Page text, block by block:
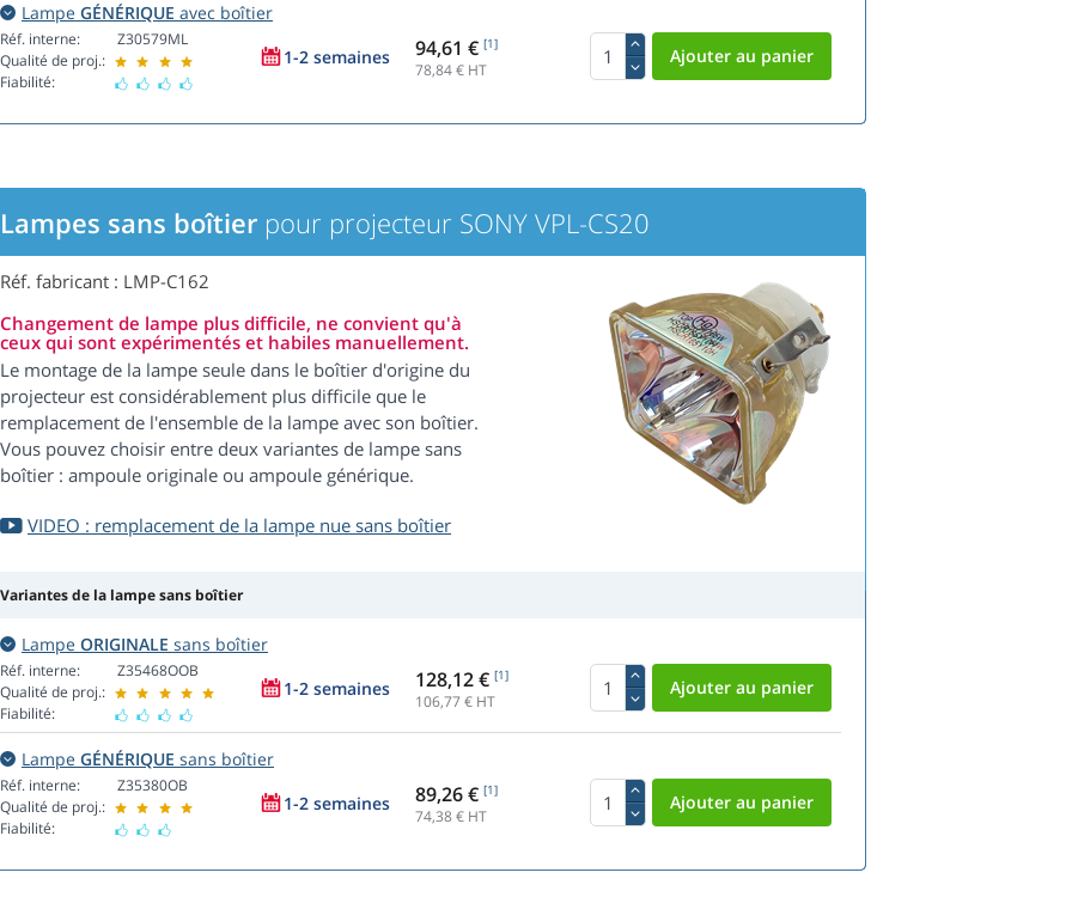
Lampe GÉNÉRIQUE avec boîtier
Réf. interne:
Qualité de proj.:
Fiabilité:
Z30579ML
1-2 semaines 94,61 € [1]
78,84€ HT
Lampes sans boîtier pour projecteur SONY VPL-CS20
Réf. fabricant : LMP-C162
Changement de lampe plus difficile, ne convient qu'à
ceux qui sont expérimentés et habiles manuellement.
Le montage de la lampe seule dans le boîtier d'origine du
projecteur est considérablement plus difficile que le
remplacement de l'ensemble de la lampe avec son boîtier.
Vous pouvez choisir entre deux variantes de lampe sans
boîtier : ampoule originale ou ampoule générique.
VIDEO : remplacement de la lampe nue sans boîtier
Variantes de la lampe sans boîtier
Lampe ORIGINALE sans boîtier
Réf. interne:
Qualité de proj.:
Fiabilité:
Z35468OOB
1-2 semaines 128,12 € [1]
106,77 € HT
Lampe GÉNÉRIQUE sans boîtier
Réf. interne:
Qualité de proj.:
Fiabilité:
Z35380OB
1-2 semaines 89,26 € [1]
74,38€ HT